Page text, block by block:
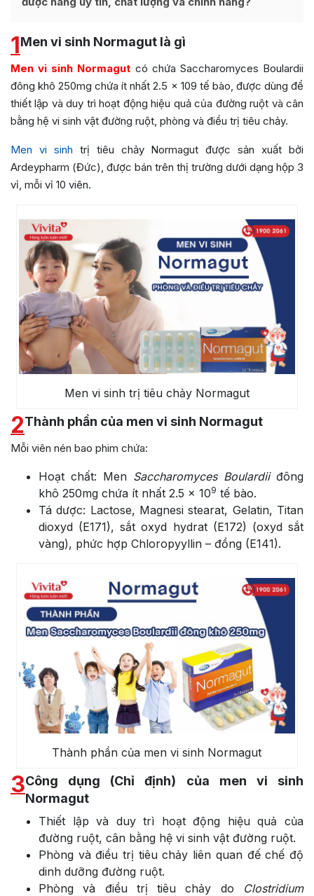
1Men vi sinh Normagut là gì
Men vi sinh Normagut có chứa Saccharomyces Boulardii
đông khô 250mg chứa ít nhất 2.5 x 109 tế bào, được dùng để
thiết lập và duy trì hoạt động hiệu quả của đường ruột và cân
bằng hệ vi sinh vật đường ruột, phòng và điều trị tiêu chảy.
Men vi sinh trị tiêu chảy Normagut được sản xuất bởi
Ardeypharm (Đức), được bán trên thị trường dưới dạng hộp 3
vỉ, mỗi vỉ 10 viên.
Men vi sinh trị tiêu chảy Normagut
2Thành phần của men vi sinh Normagut
Mỗi viên nén bao phim chứa:
Hoạt chất: Men Saccharomyces Boulardiiđông
khô 250mg chứa ít nhất 2.5 x 109 tế bào.
Tá dược: Lactose, Magnesi stearat, Gelatin, Titan
dioxyd (E171), sắt oxyd hydrat (E172) (oxyd sắt
vàng), phức hợp Chloropyyllin – đồng (E141).
Thành phần của men vi sinh Normagut
3Công dụng (Chỉ định) của men vi sinh
Normagut
Thiết lập và duy trì hoạt động hiệu quả của
đường ruột, cân bằng hệ vi sinh vật đường ruột.
Phòng và điều trị tiêu chảy liên quan đế chế độ
dinh dưỡng đường ruột.
Phòng và điều trị tiêu chảy do Clostridium